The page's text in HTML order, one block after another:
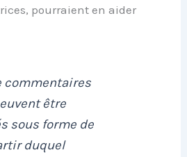
pourraient en aider
commentaires
être
sous forme de
duquel